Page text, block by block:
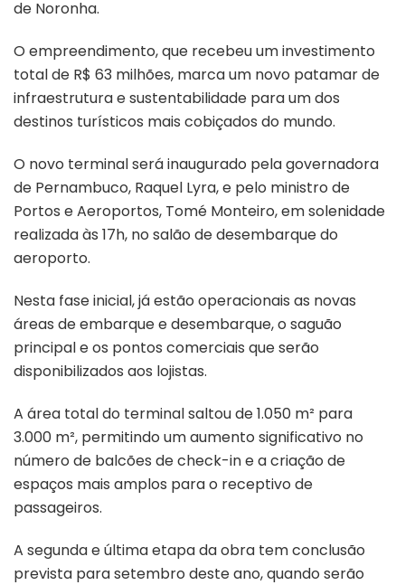
de Noronha.
O empreendimento, que recebeu um investimento
total de R$ 63 milhões, marca um novo patamar de
infraestrutura e sustentabilidade para um dos
destinos turísticos mais cobiçados do mundo.
O novo terminal será inaugurado pela governadora
de Pernambuco, Raquel Lyra, e pelo ministro de
Portos e Aeroportos, Tomé Monteiro, em solenidade
realizada às 17h, no salão de desembarque do
aeroporto.
Nesta fase inicial, já estão operacionais as novas
áreas de embarque e desembarque, o saguão
principal e os pontos comerciais que serão
disponibilizados aos lojistas.
A área total do terminal saltou de 1.050 m² para
3.000 m², permitindo um aumento significativo no
número de balcões de check-in e a criação de
espaços mais amplos para o receptivo de
passageiros.
A segunda e última etapa da obra tem conclusão
prevista para setembro deste ano, quando serão